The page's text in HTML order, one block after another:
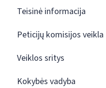
Teisinė informacija
Peticijų komisijos veikla
Veiklos sritys
Kokybės vadyba